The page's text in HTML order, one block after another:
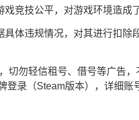
竞技公平，对游戏环境造成
体违规情况，对其进行扣除
勿轻信租号、借号等广告
录（Steam版本），详细账